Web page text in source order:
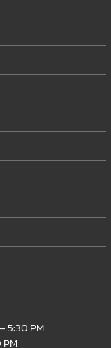
5:30 PM